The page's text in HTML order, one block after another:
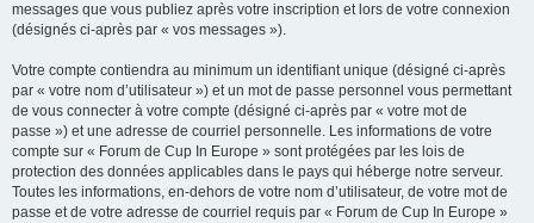
messages que vous publiez après votre inscription et lors de votre connexion
(désignés ci-après par « vos messages »).
Votre compte contiendra au minimum un identifiant unique (désigné ci-après
par « votre nom d’utilisateur ») et un mot de passe personnel vous permettant
de vous connecter à votre compte (désigné ci-après par « votre mot de
passe ») et une adresse de courriel personnelle. Les informations de votre
compte sur « Forum de Cup In Europe » sont protégées par les lois de
protection des données applicables dans le pays qui héberge notre serveur.
Toutes les informations, en-dehors de votre nom d’utilisateur, de votre mot de
passe et de votre adresse de courriel requis par « Forum de Cup In Europe »